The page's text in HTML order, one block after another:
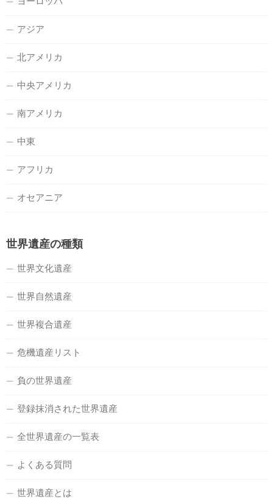
アジア
北アメリカ
中央アメリカ
南アメリカ
中東
アフリカ
オセアニア
世界遺産の種類
世界文化遺産
世界自然遺産
世界複合遺産
危機遺産リスト
負の世界遺産
登録抹消された世界遺産
全世界遺産の一覧表
よくある質問
世界遺産とは